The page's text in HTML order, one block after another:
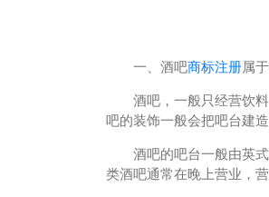
一、酒吧商标注册属
酒吧，一般只经营饮料
吧的装饰一般会把吧台建
酒吧的吧台一般由英式
类酒吧通常在晚上营业，